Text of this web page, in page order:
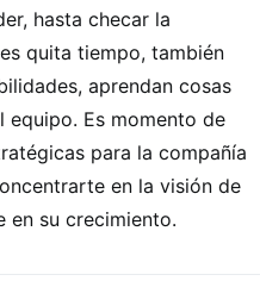
hasta checar la
quita tiempo, también
aprendan cosas
equipo. Es momento de
para la compañía
en la visión de
en su crecimiento.